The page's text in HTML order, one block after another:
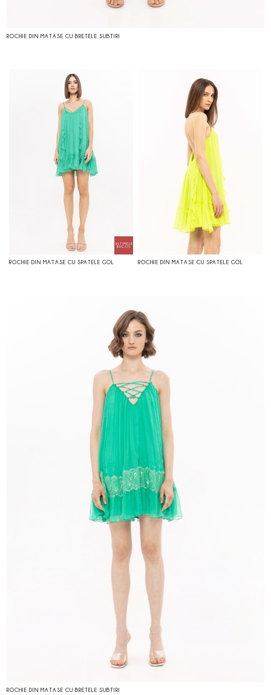
ROCHIE DIN MATASE CU BRETELE SUBTIRI
ROCHIE DIN MATASE CU SPATELE GOL ROCHIE DIN MATASE CU SPATELE GOL
ROCHIE DIN MATASE CU BRETELE SUBTIRI